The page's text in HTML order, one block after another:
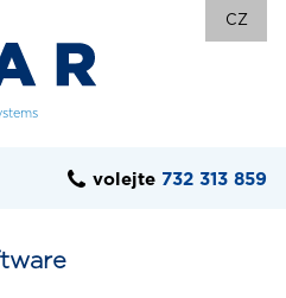
CZ
volejte 732 313 859